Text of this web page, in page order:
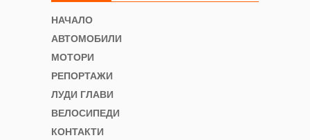
НАЧАЛО
АВТОМОБИЛИ
МОТОРИ
РЕПОРТАЖИ
ЛУДИ ГЛАВИ
ВЕЛОСИПЕДИ
КОНТАКТИ